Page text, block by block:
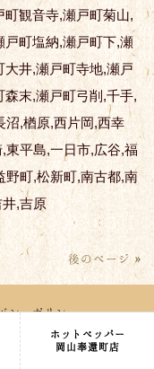
観音寺,瀬戸町菊山,
町塩納,瀬戸町下,瀬
井,瀬戸町寺地,瀬戸
末,瀬戸町弓削,千手,
沼,楢原,西片岡,西幸
東平島,一日市,広谷,福
野町,松新町,南古都,南
,吉原
後のページ »
シーポリシー
ホットペッパー
岡山奉還町店